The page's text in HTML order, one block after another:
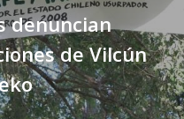
denuncian
de Vilcún